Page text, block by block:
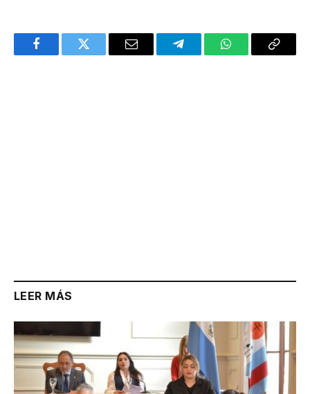
FacebookTwitter Email TelegramWhatsAppCopy
LEER MÁS